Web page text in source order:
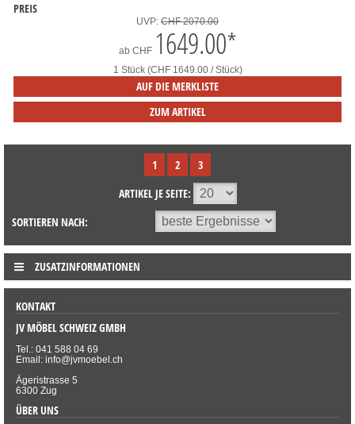
PREIS
UVP: CHF 2070.00
ab CHF 1649.00*
1 Stück (CHF 1649.00 / Stück)
AUF DIE MERKLISTE
ZUM ARTIKEL
1 2
3
ARTIKEL JE SEITE:
SORTIEREN NACH:
ZUSATZINFORMATIONEN
KONTAKT
JV MÖBEL SCHWEIZ GMBH
Tel.: 041 588 04 69
Email: info@jvmoebel.ch
Ägeristrasse 5
6300 Zug
ÜBER UNS